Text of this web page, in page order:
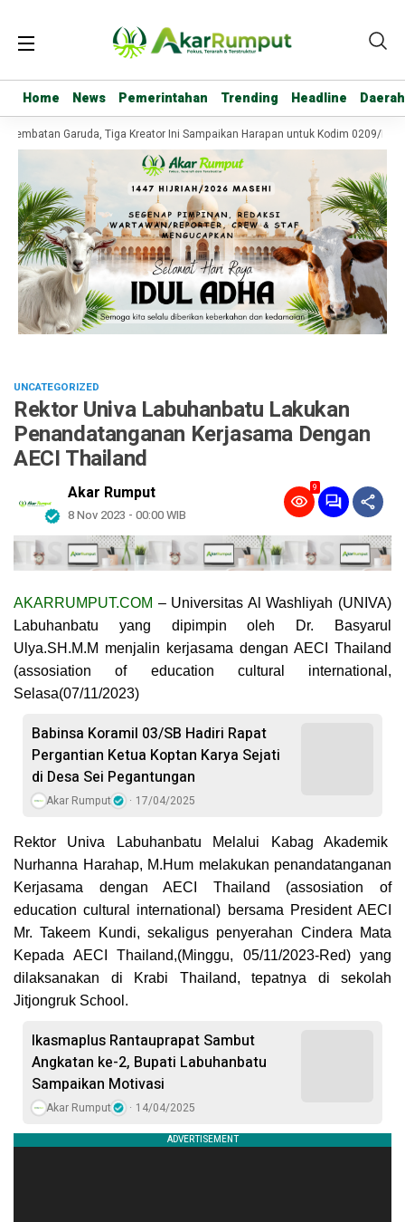
Home News Pemerintahan Trending Headline Daerah
Home News Pemerintahan Trending Headline Daerah
Garuda, Tiga Kreator Ini Sampaikan Harapan untuk Kodim 0209/
UNCATEGORIZED
Rektor Univa Labuhanbatu Lakukan
Penandatanganan Kerjasama Dengan
AECI Thailand
Akar Rumput
8 Nov 2023 - 00:00 WIB
9
AKARRUMPUT.COM – Universitas Al Washliyah (UNIVA)
Labuhanbatu yang dipimpin oleh Dr. Basyarul
Ulya.SH.M.M menjalin kerjasama dengan AECI Thailand
(assosiation of education cultural international,
Selasa(07/11/2023)
Babinsa Koramil 03/SB Hadiri Rapat
Pergantian Ketua Koptan Karya Sejati
di Desa Sei Pegantungan
Akar Rumput 17/04/2025
Rektor Univa Labuhanbatu Melalui Kabag Akademik
Nurhanna Harahap, M.Hum melakukan penandatanganan
Kerjasama dengan AECI Thailand (assosiation of
education cultural international) bersama President AECI
Mr. Takeem Kundi, sekaligus penyerahan Cindera Mata
Kepada AECI Thailand,(Minggu, 05/11/2023-Red) yang
dilaksanakan di Krabi Thailand, tepatnya di sekolah
Jitjongruk School.
Ikasmaplus Rantauprapat Sambut
Angkatan ke-2, Bupati Labuhanbatu
Sampaikan Motivasi
Akar Rumput 14/04/2025